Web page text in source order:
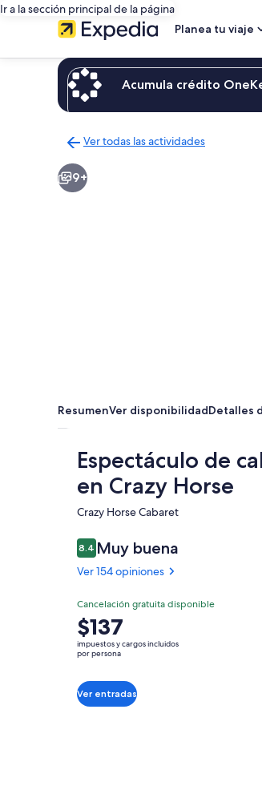
Ir a la sección principal de la página
Planea tu viaje
Acumula crédito
Ver todas las actividades
a
la
9+
ResumenVer disponibilidadDetalles
Espectáculo de
en Crazy Horse
Crazy Horse Cabaret​
8.48.4 de 10
Muy buena
Ver 154 opiniones
Cancelación gratuita disponible
El
precio
es
$137.
por
$137
impuestos y cargos incluidos
por persona
Ver entradas